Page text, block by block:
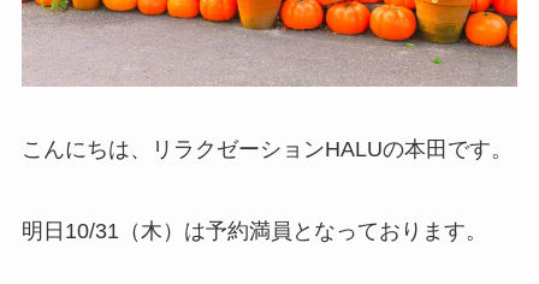
こんにちは、リラクゼーションHALUの本田です。
明日10/31（木）は予約満員となっております。